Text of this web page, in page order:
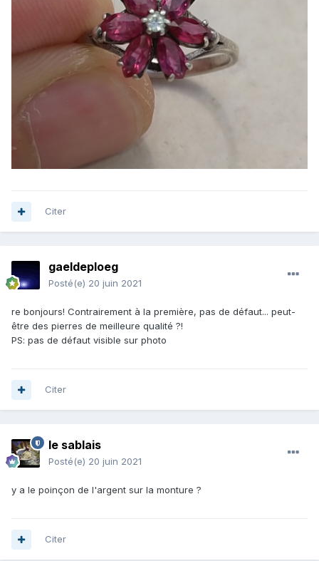
Citer
gaeldeploeg
Posté(e) 20 juin 2021
re bonjours! Contrairement à la première, pas de défaut... peut-
être des pierres de meilleure qualité ?!
PS: pas de défaut visible sur photo
Citer
le sablais
Posté(e) 20 juin 2021
y a le poinçon de l'argent sur la monture ?
Citer